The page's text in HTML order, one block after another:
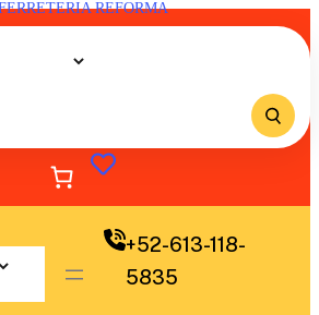
+52-613-118-
5835